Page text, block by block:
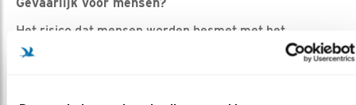
Het risico dat mensen worden besmet met het
vogelgriepvirus is klein. Personen die intensief en/of